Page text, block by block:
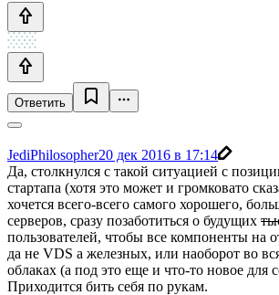
Ответить
JediPhilosopher20 дек 2016 в 17:14
Да, столкнулся с такой ситуацией с
стартапа (хотя это может и громковато
хочется всего-всего самого хорошего,
серверов, сразу позаботиться о будущих
пользователей, чтобы все компоненты на
да не VDS а железных, или наоборот во
облаках (а под это еще и что-то новое для
Приходится бить себя по рукам.